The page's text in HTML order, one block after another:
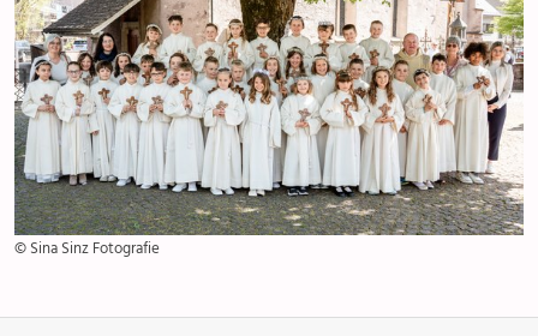
© Sina Sinz Fotografie
Angebot & Sakramente
Aktuelles